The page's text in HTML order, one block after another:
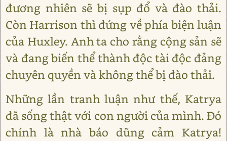
đương nhiên sẽ bị sụp đổ và đào thải.
Còn Harrison thì đứng về phía biện luận
của Huxley. Anh ta cho rằng cộng sản sẽ
và đang biến thể thành độc tài độc đảng
chuyên quyền và không thể bị đào thải.
Những lần tranh luận như thế, Katrya
đã sống thật với con người của mình. Đó
chính là nhà báo dũng cảm Katrya!